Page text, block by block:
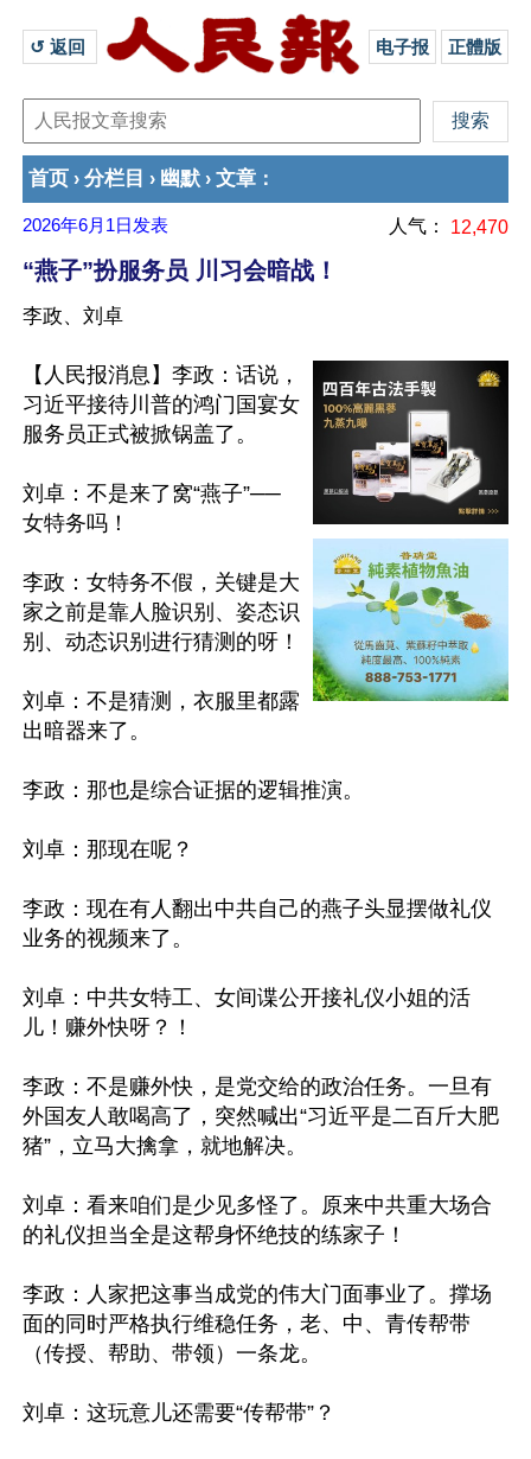
↺ 返回 电子报 正體版
首页 › 分栏目 › 幽默 › 文章 ：
2026年6月1日 发表 人气： 12,470
“燕子”扮服务员 川习会暗战！
李政、刘卓
【人民报消息】李政：话说，
习近平接待川普的鸿门国宴女
服务员正式被掀锅盖了。
刘卓：不是来了窝“燕子”──
女特务吗！
李政：女特务不假，关键是大
家之前是靠人脸识别、姿态识
别、动态识别进行猜测的呀！
刘卓：不是猜测，衣服里都露
出暗器来了。
李政：那也是综合证据的逻辑推演。
刘卓：那现在呢？
李政：现在有人翻出中共自己的燕子头显摆做礼仪
业务的视频来了。
刘卓：中共女特工、女间谍公开接礼仪小姐的活
儿！赚外快呀？！
李政：不是赚外快，是党交给的政治任务。一旦有
外国友人敢喝高了，突然喊出“习近平是二百斤大肥
猪”，立马大擒拿，就地解决。
刘卓：看来咱们是少见多怪了。原来中共重大场合
的礼仪担当全是这帮身怀绝技的练家子！
李政：人家把这事当成党的伟大门面事业了。撑场
面的同时严格执行维稳任务，老、中、青传帮带
（传授、帮助、带领）一条龙。
刘卓：这玩意儿还需要“传帮带”？